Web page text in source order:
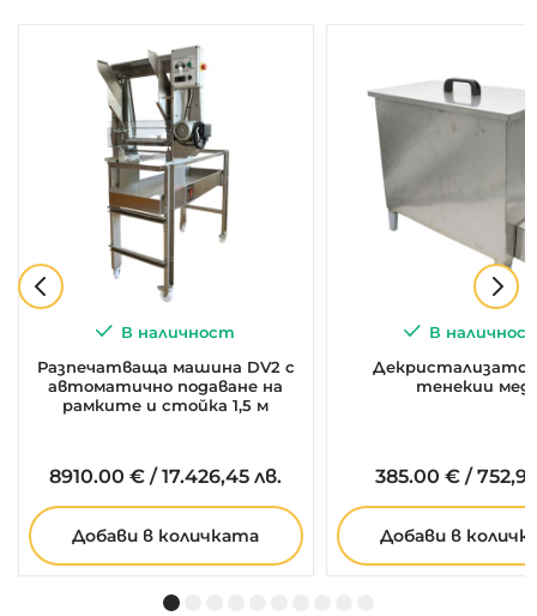
В наличност
Разпечатваща машина DV2 с
автоматично подаване на
рамките и стойка 1,5 м
8910.00 € /17.426,45 лв.
Добави в количката
В
Декристализатор
тенекии мед
385.00 € /
Добави в